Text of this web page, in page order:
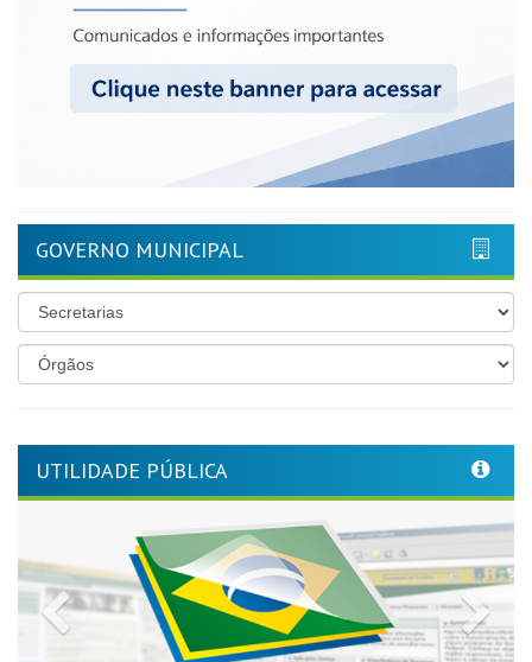
GOVERNO MUNICIPAL
UTILIDADE PÚBLICA
Previous